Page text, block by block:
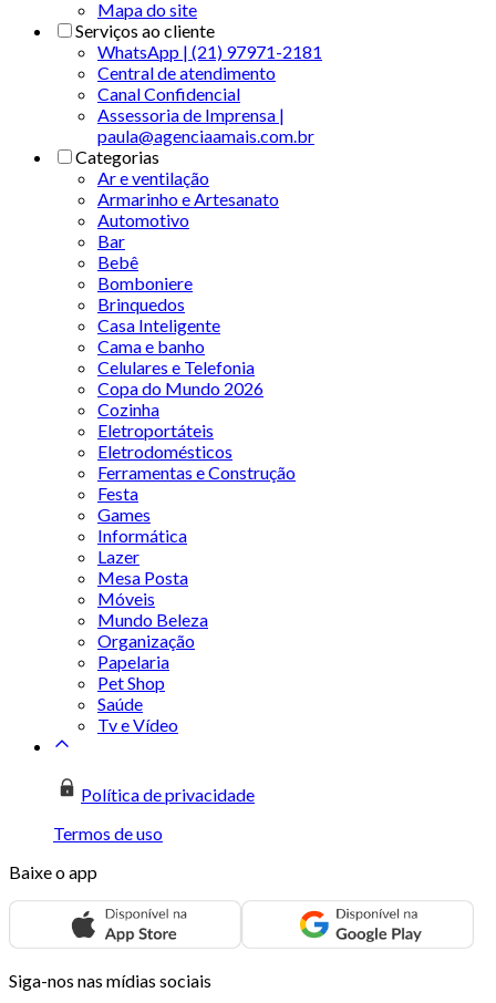
Mapa do site
Serviços ao cliente
WhatsApp | (21) 97971-2181
Central de atendimento
Canal Confidencial
Assessoria de Imprensa |
paula@agenciaamais.com.br
Categorias
Ar e ventilação
Armarinho e Artesanato
Automotivo
Bar
Bebê
Bomboniere
Brinquedos
Casa Inteligente
Cama e banho
Celulares e Telefonia
Copa do Mundo 2026
Cozinha
Eletroportáteis
Eletrodomésticos
Ferramentas e Construção
Festa
Games
Informática
Lazer
Mesa Posta
Móveis
Mundo Beleza
Organização
Papelaria
Pet Shop
Saúde
Tv e Vídeo
Política de privacidade
Termos de uso
Baixe o app
Siga-nos nas mídias sociais